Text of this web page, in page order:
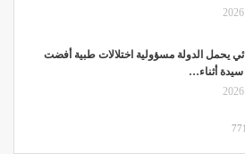
يحمل الدولة مسؤولية اختلالات طبية أفضت
سيدة أثناء…